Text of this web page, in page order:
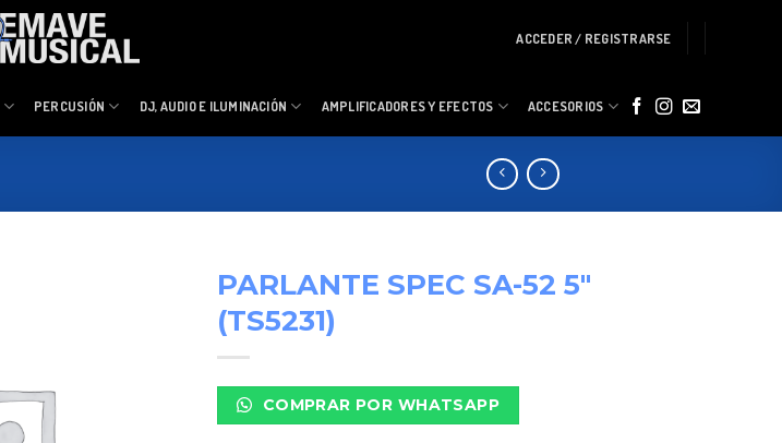
ACCEDER / REGISTRARSE
PERCUSIÓN DJ, AUDIO E ILUMINACIÓN AMPLIFICADORES Y EFECTOS ACCESORIOS
PARLANTE SPEC SA-52 5″
(TS5231)
COMPRAR POR WHATSAPP